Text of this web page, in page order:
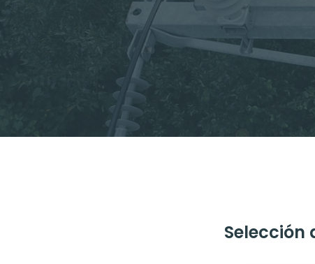
Selección